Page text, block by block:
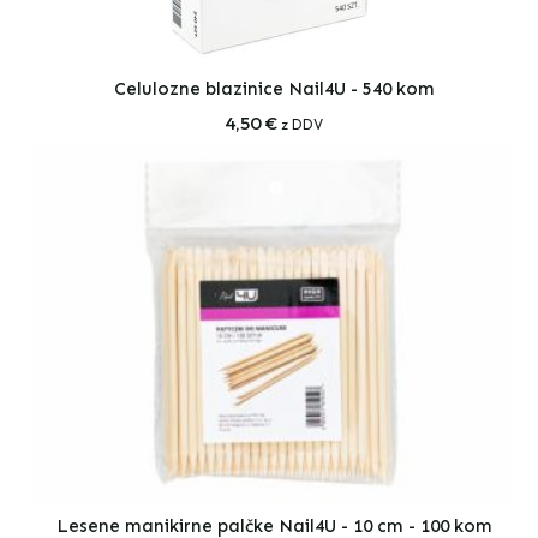
Celulozne blazinice Nail4U - 540 kom
4,50€ z DDV
Lesene manikirne palčke Nail4U - 10 cm - 100 kom